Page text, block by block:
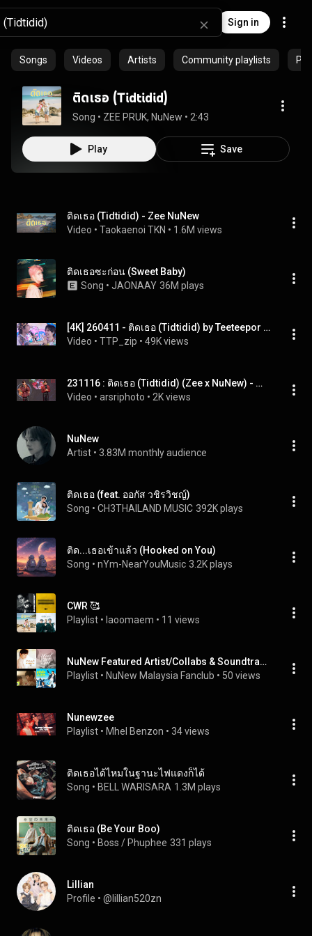
Sign in
Songs Videos Artists Community playlists
ติดเธอ (Tidtidid)
Song • ZEE PRUK, NuNew • 2:43
Play Save
ติดเธอ (Tidtidid) - Zee NuNew
Video • Taokaenoi TKN • 1.6M views
ติดเธอซะก่อน (Sweet Baby)
Song • JAONAAY 36M plays
[4K] 260411 - ติดเธอ (Tidtidid) by Teeteepor (cover)
Video • TTP_zip • 49K views
231116 : ติดเธอ (Tidtidid) (Zee x NuNew) - Makro HoReCa x Zee NuNew
Video • arsriphoto • 2K views
NuNew
Artist • 3.83M monthly audience
ติดเธอ (feat. ออกัส วชิรวิชญ์)
Song • CH3THAILAND MUSIC 392K plays
ติด...เธอเข้าแล้ว (Hooked on You)
Song • nYm-NearYouMusic 3.2K plays
CWR 🥰
Playlist • Iaoomaem • 11 views
NuNew Featured Artist/Collabs & Soundtracks
Playlist • NuNew Malaysia Fanclub • 50 views
Nunewzee
Playlist • Mhel Benzon • 34 views
ติดเธอได้ไหมในฐานะไฟแดงก็ได้
Song • BELL WARISARA 1.3M plays
ติดเธอ (Be Your Boo)
Song • Boss / Phuphee 331 plays
Lillian
Profile • @lillian520zn